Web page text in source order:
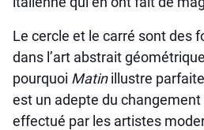
Le cercle et le carré sont des
dans l’art abstrait
pourquoi Matinillustre
est un adepte du
effectué par les artistes